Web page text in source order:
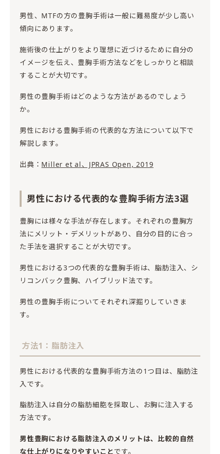
男性、MTFの方の豊胸手術は一般に難易度が少し高い
傾向にあります。
施術後の仕上がりをより理想に近づけるために自分の
イメージを伝え、豊胸手術方法などをしっかりと相談
することが大切です。
男性の豊胸手術はどのような方法があるのでしょう
か。
男性における豊胸手術の代表的な方法について以下で
解説します。
出典： Miller et al、JPRAS Open, 2019
男性における代表的な豊胸手術方法3選
豊胸には様々な手法が存在します。それぞれの豊胸方
法にメリット・デメリットがあり、自分の目的に合っ
た手法を選択することが大切です。
男性における3つの代表的な豊胸手術は、脂肪注入、シ
リコンバック豊胸、ハイブリッド法です。
男性の豊胸手術についてそれぞれ深掘りしていきま
す。
方法1：脂肪注入
男性における代表的な豊胸手術方法の1つ目は、脂肪注
入です。
脂肪注入は自分の脂肪細胞を採取し、お胸に注入する
方法です。
男性豊胸における脂肪注入のメリットは、比較的自然
な仕上がりになりやすいことです。